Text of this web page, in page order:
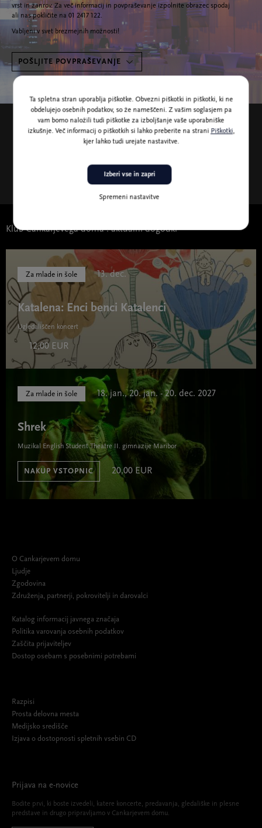
vrst in žanrov. Za več informacij in povpraševanje izpolnite obrazec spodaj
ali nas pokličite na 01 2417 122.
Vabljeni v svet brezmejnih možnosti!
POŠLJITE POVPRAŠEVANJE
Postavitve
Razred
Klub Cankarjevega doma : aktualni dogodki
Za mlade in šole 13. dec.
Katalena: Enci benci Katalenci
Ugledališčen koncert
12,00 EUR
Za mlade in šole 18. jan., 20. jan. - 20. dec. 2027
Shrek
Muzikal English Student Theatre II. gimnazije Maribor
NAKUP VSTOPNIC 20,00 EUR
O Cankarjevem domu
Ljudje
Zgodovina
Združenja, partnerji, pokrovitelji in darovalci
Katalog informacij javnega značaja
Politika varovanja osebnih podatkov
Zaščita prijaviteljev
Dostop osebam s posebnimi potrebami
Razpisi
Prosta delovna mesta
Medijsko središče
Izjava o dostopnosti spletnih vsebin CD
Prijava na e-novice
Bodite prvi, ki boste izvedeli, katere koncerte, predavanja, gledališke in plesne
predstave in drugo pripravljamo v Cankarjevem domu.
Ta spletna stran uporablja piškotke. Obvezni piškotki in piškotki, ki ne
obdelujejo osebnih podatkov, so že nameščeni. Z vašim soglasjem pa
vam bomo naložili tudi piškotke za izboljšanje vaše uporabniške
izkušnje. Več informacij o piškotkih si lahko preberite na strani Piškotki,
kjer lahko tudi urejate nastavitve.
Spremeni nastavitve
Izberi vse in zapri